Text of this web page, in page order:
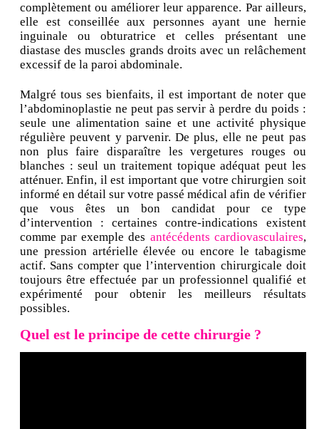
complètement ou améliorer leur apparence. Par ailleurs,
elle est conseillée aux personnes ayant une hernie
inguinale ou obturatrice et celles présentant une
diastase des muscles grands droits avec un relâchement
excessif de la paroi abdominale.
Malgré tous ses bienfaits, il est important de noter que
l’abdominoplastie ne peut pas servir à perdre du poids :
seule une alimentation saine et une activité physique
régulière peuvent y parvenir. De plus, elle ne peut pas
non plus faire disparaître les vergetures rouges ou
blanches : seul un traitement topique adéquat peut les
atténuer. Enfin, il est important que votre chirurgien soit
informé en détail sur votre passé médical afin de vérifier
que vous êtes un bon candidat pour ce type
d’intervention : certaines contre-indications existent
comme par exemple des antécédents cardiovasculaires,
une pression artérielle élevée ou encore le tabagisme
actif. Sans compter que l’intervention chirurgicale doit
toujours être effectuée par un professionnel qualifié et
expérimenté pour obtenir les meilleurs résultats
possibles.
Quel est le principe de cette chirurgie ?